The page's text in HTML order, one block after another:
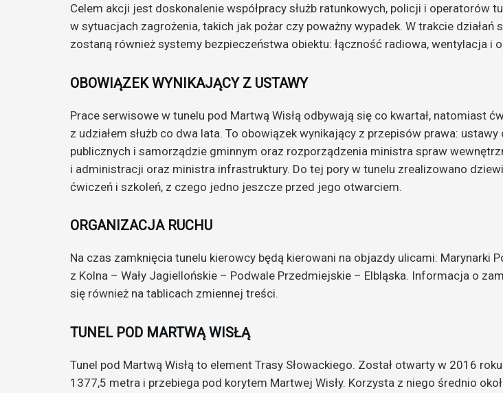
Celem akcji jest doskonalenie współpracy służb ratunkowych, policji i operatorów
w sytuacjach zagrożenia, takich jak pożar czy poważny wypadek. W trakcie działań
zostaną również systemy bezpieczeństwa obiektu: łączność radiowa, wentylacja i
OBOWIĄZEK WYNIKAJĄCY Z USTAWY
Prace serwisowe w tunelu pod Martwą Wisłą odbywają się co kwartał, natomiast
z udziałem służb co dwa lata. To obowiązek wynikający z przepisów prawa: ustawy
publicznych i samorządzie gminnym oraz rozporządzenia ministra spraw
i administracji oraz ministra infrastruktury. Do tej pory w tunelu zrealizowano
ćwiczeń i szkoleń, z czego jedno jeszcze przed jego otwarciem.
ORGANIZACJA RUCHU
Na czas zamknięcia tunelu kierowcy będą kierowani na objazdy ulicami: Marynarki
z Kolna – Wały Jagiellońskie – Podwale Przedmiejskie – Elbląska. Informacja o
się również na tablicach zmiennej treści.
TUNEL POD MARTWĄ WISŁĄ
Tunel pod Martwą Wisłą to element Trasy Słowackiego. Został otwarty w 2016
1377,5 metra i przebiega pod korytem Martwej Wisły. Korzysta z niego średnio